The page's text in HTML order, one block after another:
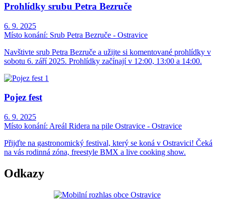
Prohlídky srubu Petra Bezruče
6. 9. 2025
Místo konání: Srub Petra Bezruče - Ostravice
Navštivte srub Petra Bezruče a užijte si komentované prohlídky v
sobotu 6. září 2025. Prohlídky začínají v 12:00, 13:00 a 14:00.
Pojez fest
6. 9. 2025
Místo konání: Areál Ridera na pile Ostravice - Ostravice
Přijďte na gastronomický festival, který se koná v Ostravici! Čeká
na vás rodinná zóna, freestyle BMX a live cooking show.
Odkazy